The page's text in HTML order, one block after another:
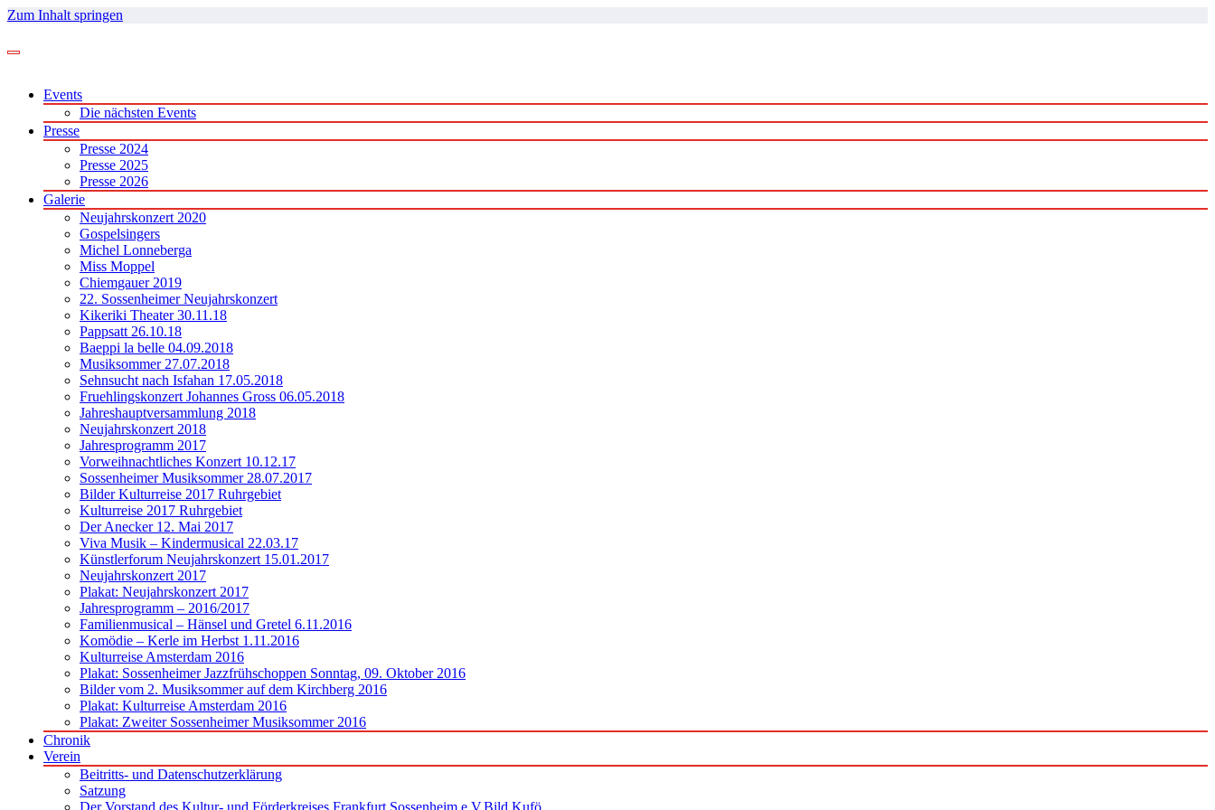
Zum Inhalt springen
Events
Die nächsten Events
Presse
Presse 2024
Presse 2025
Presse 2026
Galerie
Neujahrskonzert 2020
Gospelsingers
Michel Lonneberga
Miss Moppel
Chiemgauer 2019
22. Sossenheimer Neujahrskonzert
Kikeriki Theater 30.11.18
Pappsatt 26.10.18
Baeppi la belle 04.09.2018
Musiksommer 27.07.2018
Sehnsucht nach Isfahan 17.05.2018
Fruehlingskonzert Johannes Gross 06.05.2018
Jahreshauptversammlung 2018
Neujahrskonzert 2018
Jahresprogramm 2017
Vorweihnachtliches Konzert 10.12.17
Sossenheimer Musiksommer 28.07.2017
Bilder Kulturreise 2017 Ruhrgebiet
Kulturreise 2017 Ruhrgebiet
Der Anecker 12. Mai 2017
Viva Musik – Kindermusical 22.03.17
Künstlerforum Neujahrskonzert 15.01.2017
Neujahrskonzert 2017
Plakat: Neujahrskonzert 2017
Jahresprogramm – 2016/2017
Familienmusical – Hänsel und Gretel 6.11.2016
Komödie – Kerle im Herbst 1.11.2016
Kulturreise Amsterdam 2016
Plakat: Sossenheimer Jazzfrühschoppen Sonntag, 09. Oktober 2016
Bilder vom 2. Musiksommer auf dem Kirchberg 2016
Plakat: Kulturreise Amsterdam 2016
Plakat: Zweiter Sossenheimer Musiksommer 2016
Chronik
Verein
Beitritts- und Datenschutzerklärung
Satzung
Der Vorstand des Kultur- und Förderkreises Frankfurt Sossenheim e.V.Bild Kufö